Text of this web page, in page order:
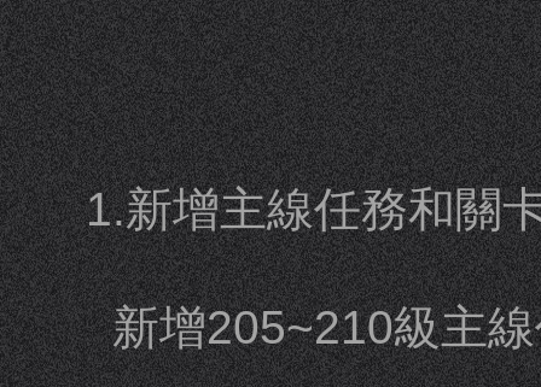
1.新增主線任務和關
新增205~210級主